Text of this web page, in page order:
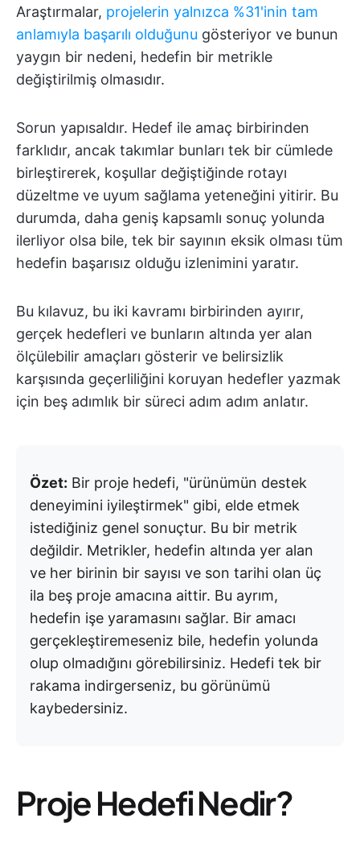
Araştırmalar, projelerin yalnızca %31'inin tam
anlamıyla başarılı olduğunu gösteriyor ve bunun
yaygın bir nedeni, hedefin bir metrikle
değiştirilmiş olmasıdır.
Sorun yapısaldır. Hedef ile amaç birbirinden
farklıdır, ancak takımlar bunları tek bir cümlede
birleştirerek, koşullar değiştiğinde rotayı
düzeltme ve uyum sağlama yeteneğini yitirir. Bu
durumda, daha geniş kapsamlı sonuç yolunda
ilerliyor olsa bile, tek bir sayının eksik olması tüm
hedefin başarısız olduğu izlenimini yaratır.
Bu kılavuz, bu iki kavramı birbirinden ayırır,
gerçek hedefleri ve bunların altında yer alan
ölçülebilir amaçları gösterir ve belirsizlik
karşısında geçerliliğini koruyan hedefler yazmak
için beş adımlık bir süreci adım adım anlatır.
Özet: Bir proje hedefi, "ürünümün destek
deneyimini iyileştirmek" gibi, elde etmek
istediğiniz genel sonuçtur. Bu bir metrik
değildir. Metrikler, hedefin altında yer alan
ve her birinin bir sayısı ve son tarihi olan üç
ila beş proje amacına aittir. Bu ayrım,
hedefin işe yaramasını sağlar. Bir amacı
gerçekleştiremeseniz bile, hedefin yolunda
olup olmadığını görebilirsiniz. Hedefi tek bir
rakama indirgerseniz, bu görünümü
kaybedersiniz.
Proje Hedefi Nedir?